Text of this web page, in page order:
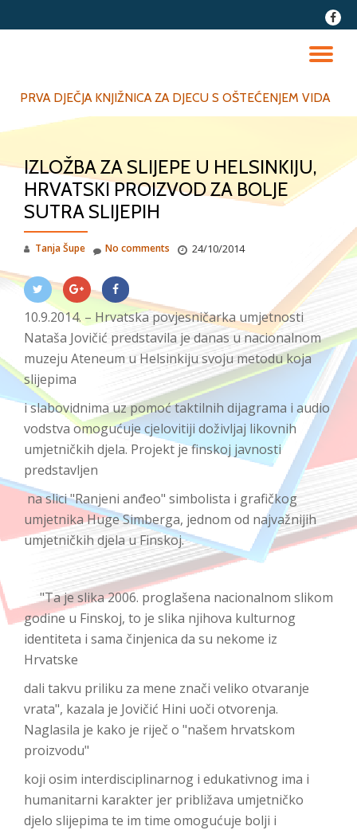
fa-
PRVA DJEČJA KNJIŽNICA ZA DJECU S OŠTEĆENJEM VIDA
IZLOŽBA ZA SLIJEPE U HELSINKIJU,
HRVATSKI PROIZVOD ZA BOLJE
SUTRA SLIJEPIH
Tanja Šupe 24/10/2014
No comments
10.9.2014. – Hrvatska povjesničarka umjetnosti
Nataša Jovičić predstavila je danas u nacionalnom
muzeju Ateneum u Helsinkiju svoju metodu koja
slijepima
i slabovidnima uz pomoć taktilnih dijagrama i audio
vodstva omogućuje cjelovitiji doživljaj likovnih
umjetničkih djela. Projekt je finskoj javnosti
predstavljen
na slici "Ranjeni anđeo" simbolista i grafičkog
umjetnika Huge Simberga, jednom od najvažnijih
umjetničkih djela u Finskoj.
"Ta je slika 2006. proglašena nacionalnom slikom
godine u Finskoj, to je slika njihova kulturnog
identiteta i sama činjenica da su nekome iz
Hrvatske
dali takvu priliku za mene znači veliko otvaranje
vrata", kazala je Jovičić Hini uoči otvorenja.
Naglasila je kako je riječ o "našem hrvatskom
proizvodu"
koji osim interdisciplinarnog i edukativnog ima i
humanitarni karakter jer približava umjetničko
djelo slijepima te im time omogućuje bolji i